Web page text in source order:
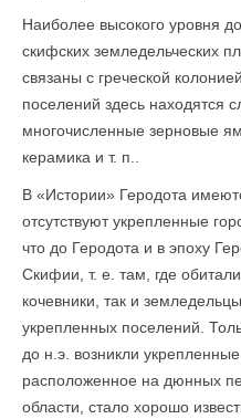
Наиболее высокого уровня
скифских земледельческих
связаны с греческой
поселений здесь находятся
многочисленные зерновые
керамика и т. п..
В «Истории» Геродота
отсутствуют укрепленные
что до Геродота и в эпоху
Скифии, т. е. там, где
кочевники, так и
укрепленных поселений.
до н.э. возникли
расположенное на дюн­ных
области, стало хорошо